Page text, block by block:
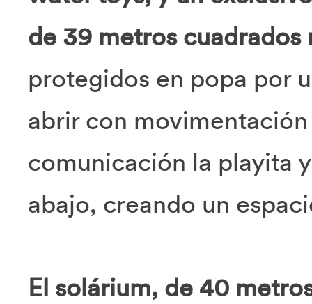
de 39 metros
protegidos en popa por
abrir con
comunicación la playita
abajo, creando un
El solárium, de 40